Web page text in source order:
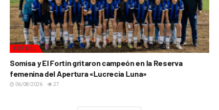
FÚTBOL
Somisa y El Fortín gritaron campeón en la Reserva
femenina del Apertura «Lucrecia Luna»
06/08/2026 27